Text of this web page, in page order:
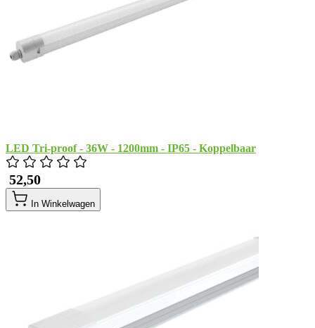
LED Tri-proof - 36W - 1200mm - IP65 - Koppelbaar
​ 52,50
In Winkelwagen